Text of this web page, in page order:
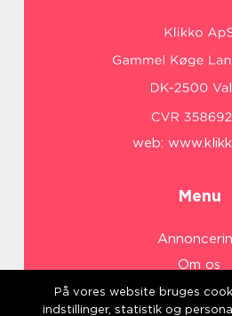
web:
Menu
Om os
Cookies
På vores website bruges
indstillinger, statistik og